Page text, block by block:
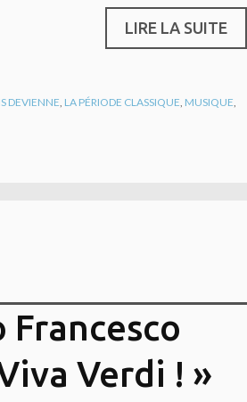
LIRE LA SUITE
DEVIENNE, LA PÉRIODE CLASSIQUE, MUSIQUE,
Verdi ! »